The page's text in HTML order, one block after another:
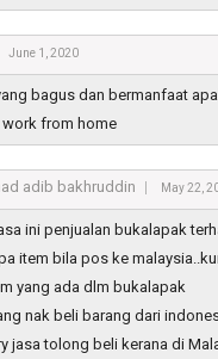
June 1, 2020
bagus dan bermanfaat
work from home
adib bakhruddin May 22,
ini penjualan bukalapak
item bila pos ke
yang ada dlm bukalapak
nak beli barang dari
jasa tolong beli kerana di